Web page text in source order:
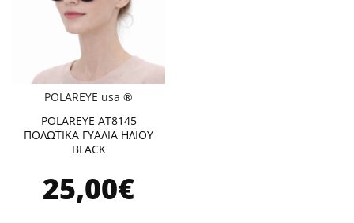
POLAREYE usa ®
POLAREYE AT8145
ΠΟΛΩΤΙΚΑ ΓΥΑΛΙΑ ΗΛΙΟΥ
BLACK
25,00€